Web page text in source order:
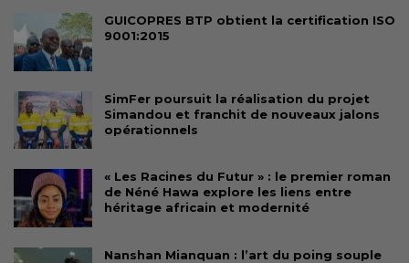
GUICOPRES BTP obtient la certification ISO
9001:2015
SimFer poursuit la réalisation du projet
Simandou et franchit de nouveaux jalons
opérationnels
« Les Racines du Futur » : le premier roman
de Néné Hawa explore les liens entre
héritage africain et modernité
Nanshan Mianquan : l’art du poing souple